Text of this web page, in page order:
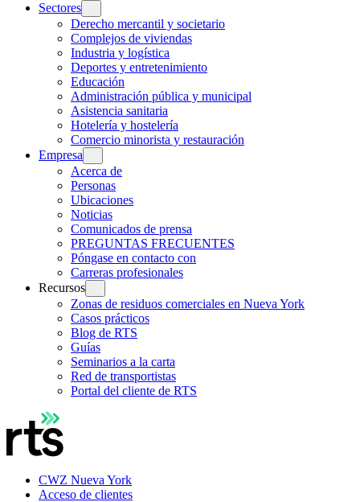
Sectores
Derecho mercantil y societario
Complejos de viviendas
Industria y logística
Deportes y entretenimiento
Educación
Administración pública y municipal
Asistencia sanitaria
Hotelería y hostelería
Comercio minorista y restauración
Empresa
Acerca de
Personas
Ubicaciones
Noticias
Comunicados de prensa
PREGUNTAS FRECUENTES
Póngase en contacto con
Carreras profesionales
Recursos
Zonas de residuos comerciales en Nueva York
Casos prácticos
Blog de RTS
Guías
Seminarios a la carta
Red de transportistas
Portal del cliente de RTS
CWZ Nueva York
Acceso de clientes